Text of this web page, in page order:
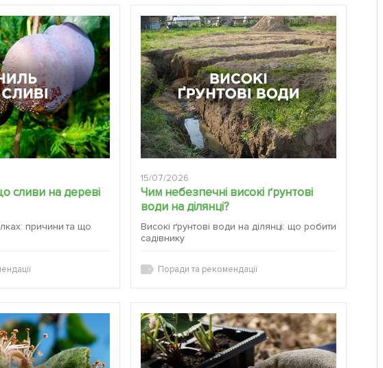
сливи на дереві
причини та що
15/07/2026
Чим небезпечні високі ґрунтові
води на ділянці?
Високі ґрунтові води на ділянці: що робити
садівнику
Поради та рекомендації